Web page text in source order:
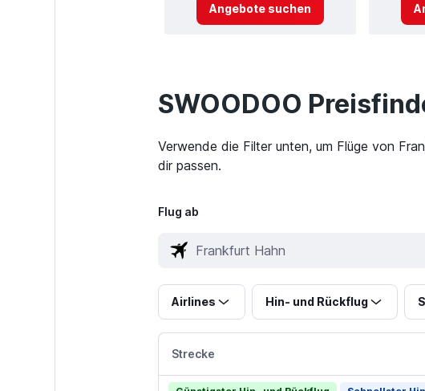
Angebote suchen
SWOODOO
Verwende die Filter unten, um Flüge von
dir passen.
Flug ab
Airlines Hin- und Rückflug
Strecke